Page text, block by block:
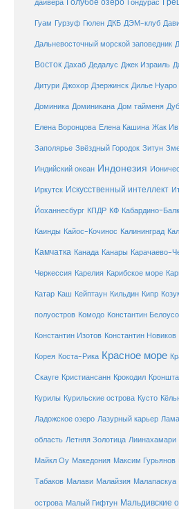
дайвера
Гондурас
Гуам Гурзуф Гюлен ДКБ ДЭМ-клуб
Дальневосточный морской заповедник
Восток Дахаб Дедалус Джек Израиль
Дитури Джохор Дзержинск Дилье Нуаро
Доминика Доминикана Дом тайменя
Елена Воронцова Елена Кашина Жак Ив
Заполярье Звёздный Городок Зитун
Индийский океан Индонезия
Иркутск Искусственный интеллект
Йоханнесбург КПДР КФ Кабардино-
Каинды Кайос-Кочинос Калининград
Камчатка Канада Канары Карачаево-
Черкессия Карелия Карибское море
Катар Каш Кейптаун Кильдин Кипр
полуостров Комодо Константин
Константин Изотов Константин Новиков
Корея Коста-Рика Красное море
Скауге Кристиансанн Крокодил
Курилы Курильские острова Кусто
Ладожское озеро Лазурный карьер Лама
область Летняя Золотица Лиинахамари
Майкл Оу Македония Максим Гурьянов
Табаков Малави Малайзия Малапаскуа
острова Малый Гифтун Мальдивские